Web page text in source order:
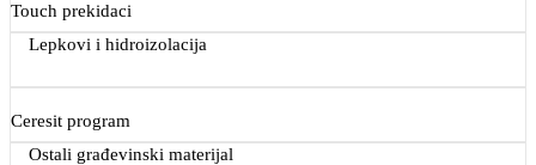
Touch prekidaci
Lepkovi i hidroizolacija
Ceresit program
Ostali građevinski materijal